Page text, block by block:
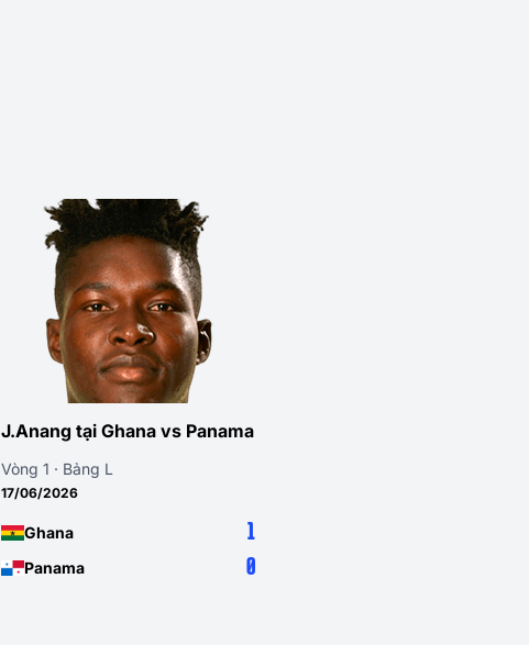
J.Anang tại Ghana vs Panama
Vòng 1 · Bảng L
17/06/2026
Ghana 1
Panama 0